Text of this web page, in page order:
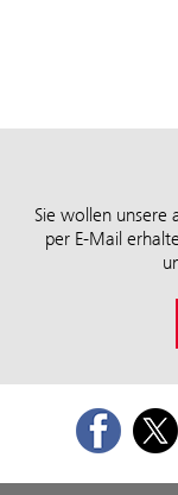
Sie wollen unsere
per E-Mail
Facebook